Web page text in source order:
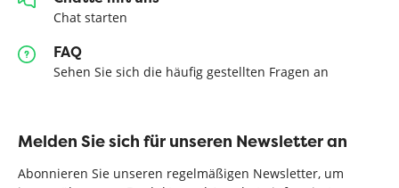
Chat starten
FAQ
Sehen Sie sich die häufig gestellten Fragen an
Melden Sie sich für unseren Newsletter an
Abonnieren Sie unseren regelmäßigen Newsletter, um